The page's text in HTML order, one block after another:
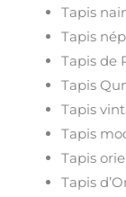
Tapis
Tapis
Tapis de
Tapis
Tapis
Tapis
Tapis
Tapis